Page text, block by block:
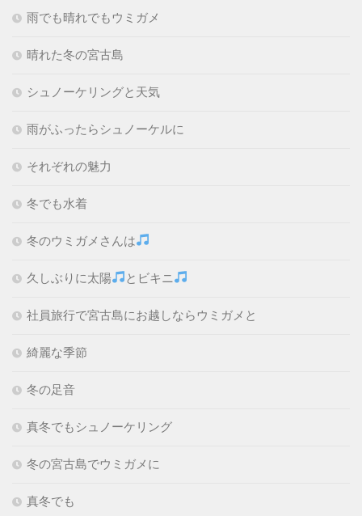
雨でも晴れでもウミガメ
晴れた冬の宮古島
シュノーケリングと天気
雨がふったらシュノーケルに
それぞれの魅力
冬でも水着
冬のウミガメさんは
久しぶりに太陽 とビキニ
社員旅行で宮古島にお越しならウミガメと
綺麗な季節
冬の足音
真冬でもシュノーケリング
冬の宮古島でウミガメに
真冬でも